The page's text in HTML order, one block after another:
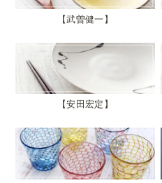
武曽健一
安田宏定